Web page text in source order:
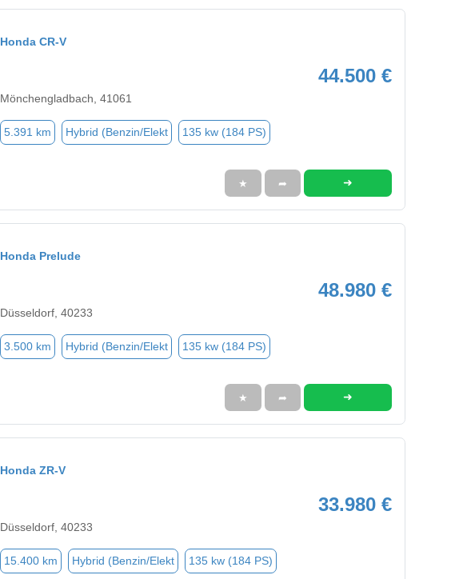
Honda CR-V
44.500 €
Mönchengladbach, 41061
5.391 km Hybrid (Benzin/Elekt 135 kw (184 PS)
★ ➦ ➜
Honda Prelude
48.980 €
Düsseldorf, 40233
3.500 km Hybrid (Benzin/Elekt 135 kw (184 PS)
★ ➦ ➜
Honda ZR-V
33.980 €
Düsseldorf, 40233
15.400 km Hybrid (Benzin/Elekt 135 kw (184 PS)